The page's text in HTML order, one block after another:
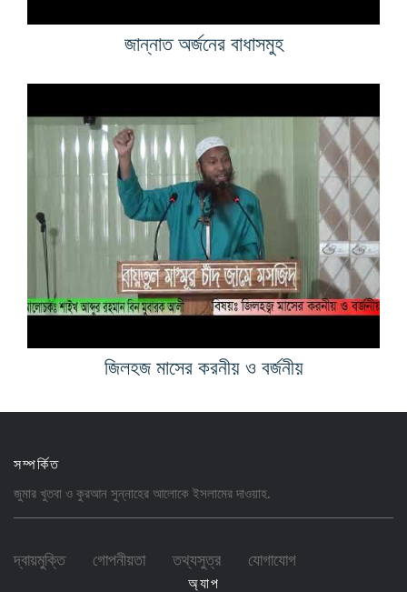
জান্নাত অর্জনের বাধাসমুহ
জিলহজ মাসের করনীয় ও বর্জনীয়
সম্পর্কিত
জুমার খুতবা ও কুরআন সুন্নাহের আলোকে ইসলামের দাওয়াহ.
দ্বায়মুক্তি গোপনীয়তা তথ্যসুত্র যোগাযোগ
অ্যাপ